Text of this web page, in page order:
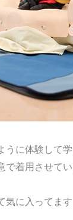
うに体験して
で着用させて
気に入ってます